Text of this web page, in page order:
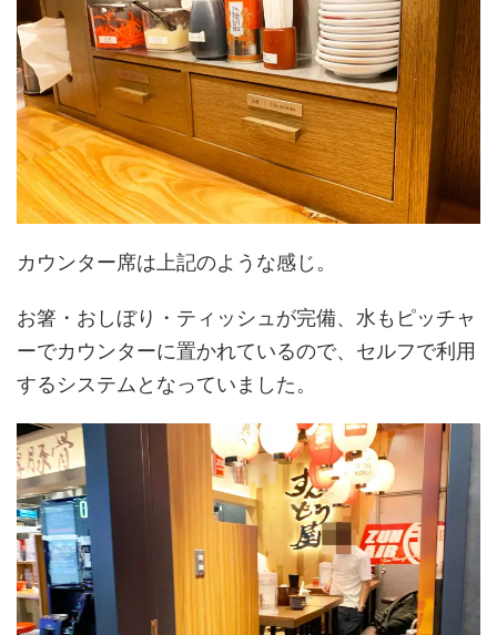
カウンター席は上記のような感じ。
お箸・おしぼり・ティッシュが完備、水もピッチャ
ーでカウンターに置かれているので、セルフで利用
するシステムとなっていました。